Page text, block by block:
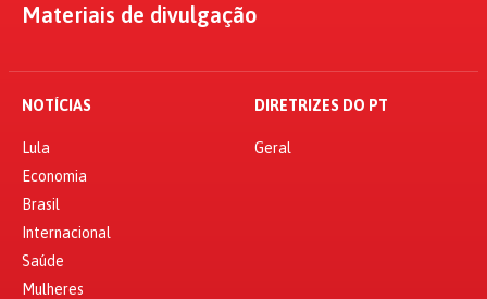
Materiais de divulgação
NOTÍCIAS
Lula
Economia
Brasil
Internacional
Saúde
Mulheres
DIRETRIZES DO PT
Geral